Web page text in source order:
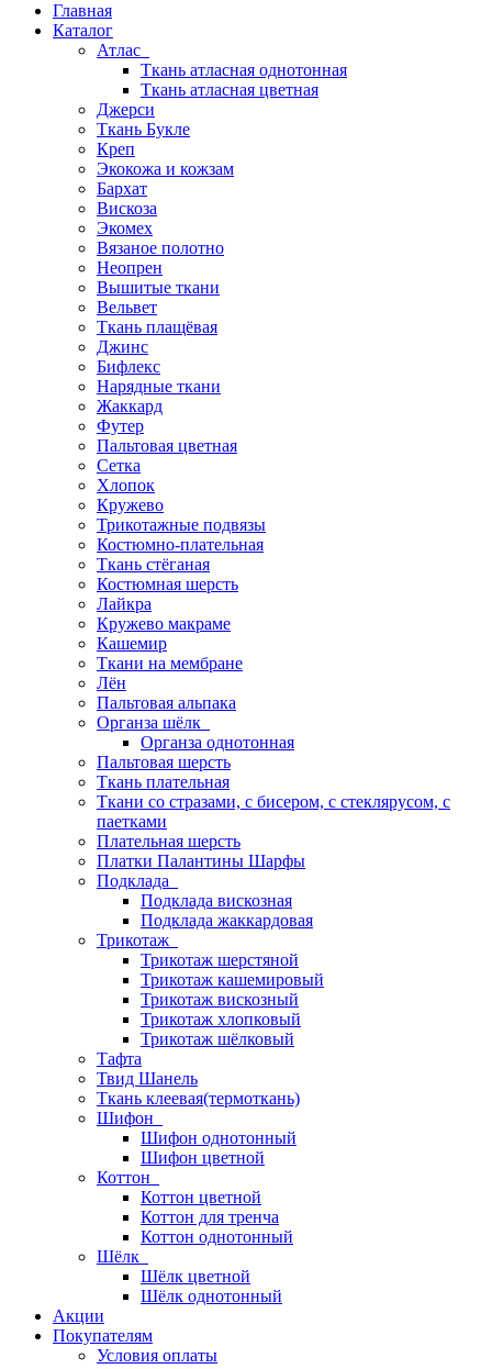
Главная
Каталог
Атлас
Ткань атласная однотонная
Ткань атласная цветная
Джерси
Ткань Букле
Креп
Экокожа и кожзам
Бархат
Вискоза
Экомех
Вязаное полотно
Неопрен
Вышитые ткани
Вельвет
Ткань плащёвая
Джинс
Бифлекс
Нарядные ткани
Жаккард
Футер
Пальтовая цветная
Сетка
Хлопок
Кружево
Трикотажные подвязы
Костюмно-плательная
Ткань стёганая
Костюмная шерсть
Лайкра
Кружево макраме
Кашемир
Ткани на мембране
Лён
Пальтовая альпака
Органза шёлк
Органза однотонная
Пальтовая шерсть
Ткань плательная
Ткани со стразами, с бисером, с стеклярусом, с
паетками
Плательная шерсть
Платки Палантины Шарфы
Подклада
Подклада вискозная
Подклада жаккардовая
Трикотаж
Трикотаж шерстяной
Трикотаж кашемировый
Трикотаж вискозный
Трикотаж хлопковый
Трикотаж шёлковый
Тафта
Твид Шанель
Ткань клеевая(термоткань)
Шифон
Шифон однотонный
Шифон цветной
Коттон
Коттон цветной
Коттон для тренча
Коттон однотонный
Шёлк
Шёлк цветной
Шёлк однотонный
Акции
Покупателям
Условия оплаты